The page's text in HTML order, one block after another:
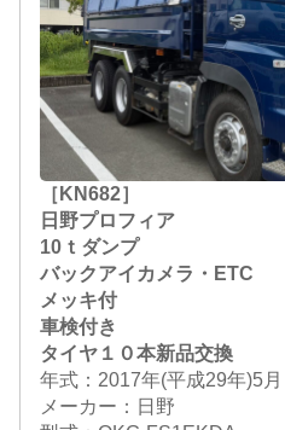
［KN682］
日野プロフィア
10ｔダンプ
バックアイカメラ・ETC
メッキ付
車検付き
タイヤ１０本新品交換
年式：2017年(平成29年)5月
メーカー：日野